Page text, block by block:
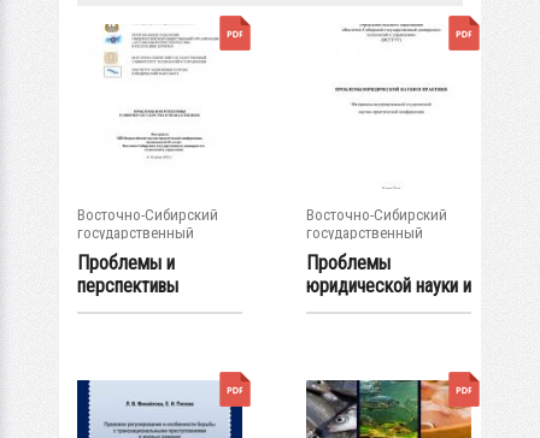
Восточно-Сибирский
государственный
университет...
Проблемы и
перспективы
развития
Восточно-Сибирский
государственный
университет...
Проблемы
юридической науки и
практики :